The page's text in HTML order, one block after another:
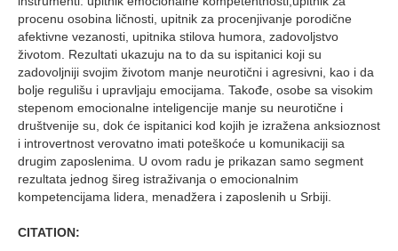
procenu osobina ličnosti, upitnik za procenjivanje porodične
afektivne vezanosti, upitnika stilova humora, zadovoljstvo
životom. Rezultati ukazuju na to da su ispitanici koji su
zadovoljniji svojim životom manje neurotični i agresivni, kao i da
bolje regulišu i upravljaju emocijama. Takođe, osobe sa visokim
stepenom emocionalne inteligencije manje su neurotične i
društvenije su, dok će ispitanici kod kojih je izražena anksioznost
i introvertnost verovatno imati poteškoće u komunikaciji sa
drugim zaposlenima. U ovom radu je prikazan samo segment
rezultata jednog šireg istraživanja o emocionalnim
kompetencijama lidera, menadžera i zaposlenih u Srbiji.
CITATION: